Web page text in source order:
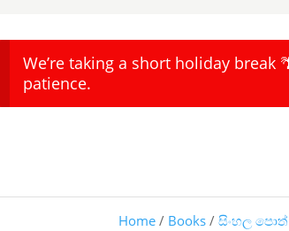
We’re taking a short holiday
patience.
Home / Books /සිංහල පොත්